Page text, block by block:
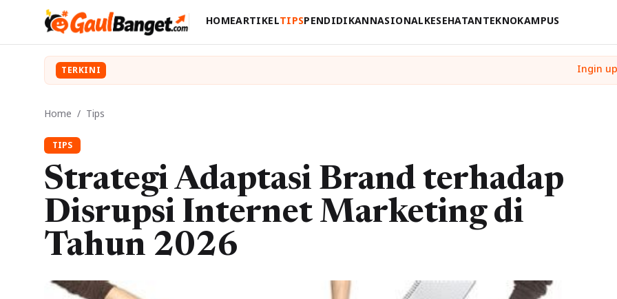
HOMEARTIKELTIPSPENDIDIKANNASIONALKESEHATANTEKNOKAMPUS
TERKINI
Home / Tips
TIPS
Strategi Adaptasi Brand terhadap
Disrupsi Internet Marketing di
Tahun 2026